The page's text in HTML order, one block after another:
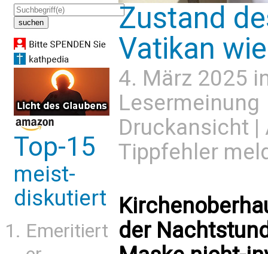
Top-15
meist-
diskutiert
Emeritiert
Zustand
Vatikan
4. März 2025
Lesermeinung
Druckansicht |
Tippfehler
der